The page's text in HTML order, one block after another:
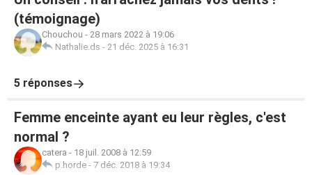
(témoignage)
Chouchou - 28 mars 2022 à 19:06
Nathalie.ds - 21 déc. 2025 à 16:31
5 réponses
Femme enceinte ayant eu leur règles, c'est
normal ?
catera - 18 juil. 2008 à 12:59
p.horde - 7 déc. 2018 à 19:34